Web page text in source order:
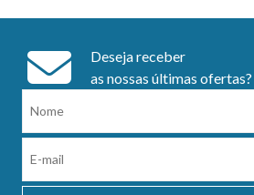
Deseja receber
as nossas últimas ofertas?